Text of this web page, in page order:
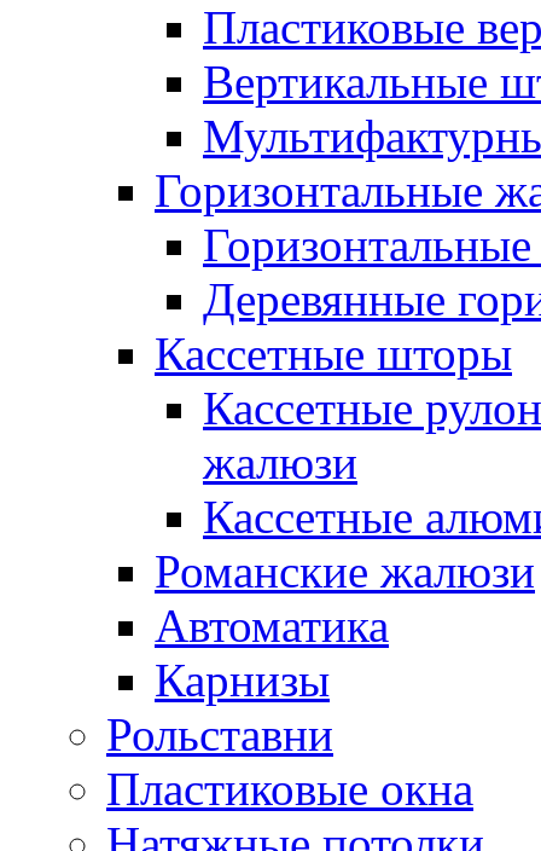
Пластиковые
Вертикальные
Горизонтальные
Деревянные
Кассетные шторы
Кассетные
жалюзи
Кассетные
Романские жалюзи
Автоматика
Карнизы
Рольставни
Пластиковые окна